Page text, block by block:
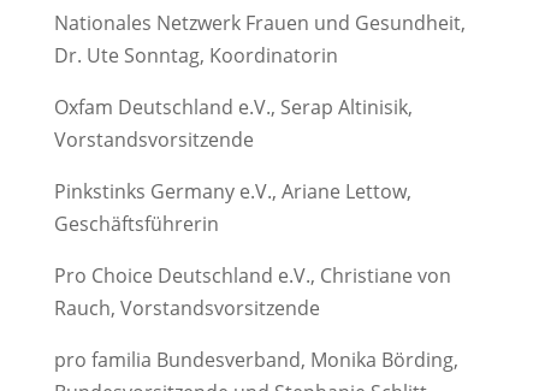
Nationales Netzwerk Frauen und Gesundheit,
Dr. Ute Sonntag, Koordinatorin
Oxfam Deutschland e.V., Serap Altinisik,
Vorstandsvorsitzende
Pinkstinks Germany e.V., Ariane Lettow,
Geschäftsführerin
Pro Choice Deutschland e.V., Christiane von
Rauch, Vorstandsvorsitzende
pro familia Bundesverband, Monika Börding,